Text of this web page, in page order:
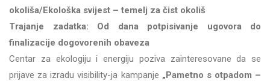
okoliša/Ekološka svijest – temelj za čist okoliš
Trajanje zadatka: Od dana potpisivanje ugovora do
finalizacije dogovorenih obaveza
Centar za ekologiju i energiju poziva zainteresovane da se
prijave za izradu visibility-ja kampanje „Pametno s otpadom –